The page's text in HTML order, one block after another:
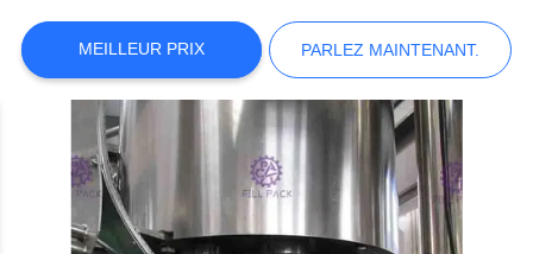
PLAN
DU
POLITIQUE
MEILLEUR PRIX PARLEZ MAINTENANT.